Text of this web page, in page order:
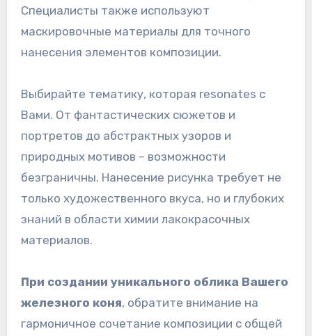
Специалисты также используют
маскировочные материалы для точного
нанесения элементов композиции.
Выбирайте тематику, которая resonates с
Вами. От фантастических сюжетов и
портретов до абстрактных узоров и
природных мотивов – возможности
безграничны. Нанесение рисунка требует не
только художественного вкуса, но и глубоких
знаний в области химии лакокрасочных
материалов.
При создании уникального облика Вашего
железного коня, обратите внимание на
гармоничное сочетание композиции с общей